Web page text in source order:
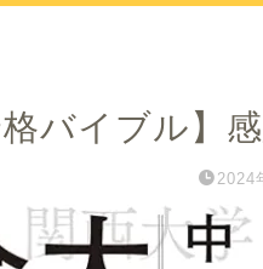
バイブル】
2024